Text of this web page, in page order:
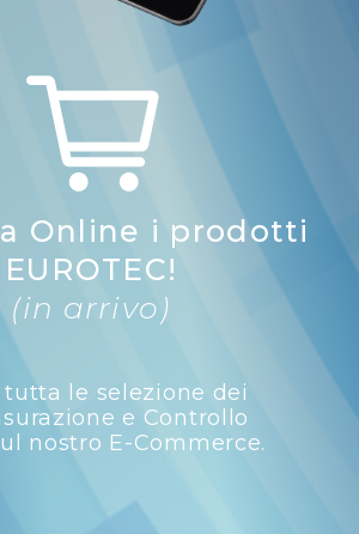
Online i prodotti
EUROTEC!
(in arrivo)
le selezione dei
e Controllo
nostro E-Commerce.